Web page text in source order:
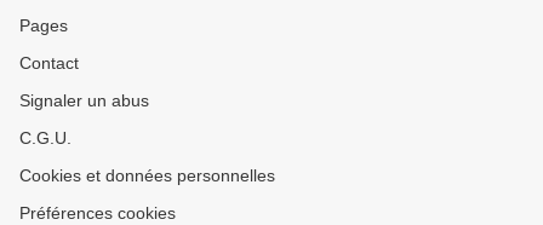
Pages
Contact
Signaler un abus
C.G.U.
Cookies et données personnelles
Préférences cookies